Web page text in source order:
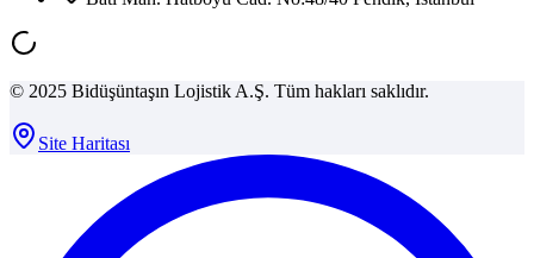
© 2025 Bidüşüntaşın Lojistik A.Ş. Tüm hakları saklıdır.
Site Haritası